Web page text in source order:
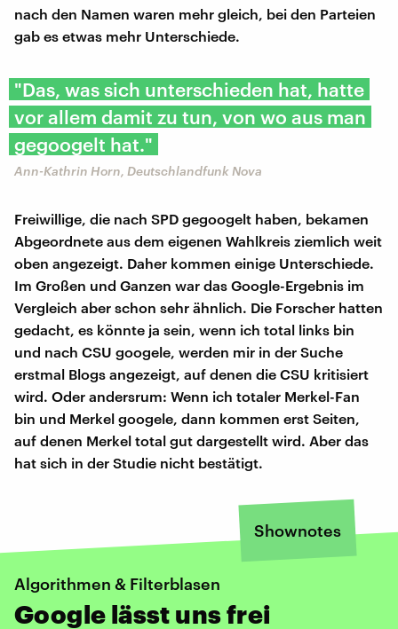
nach den Namen waren mehr gleich, bei den Parteien
gab es etwas mehr Unterschiede.
"Das, was sich unterschieden hat, hatte
vor allem damit zu tun, von wo aus man
gegoogelt hat."
Ann-Kathrin Horn, Deutschlandfunk Nova
Freiwillige, die nach SPD gegoogelt haben, bekamen
Abgeordnete aus dem eigenen Wahlkreis ziemlich weit
oben angezeigt. Daher kommen einige Unterschiede.
Im Großen und Ganzen war das Google-Ergebnis im
Vergleich aber schon sehr ähnlich. Die Forscher hatten
gedacht, es könnte ja sein, wenn ich total links bin
und nach CSU googele, werden mir in der Suche
erstmal Blogs angezeigt, auf denen die CSU kritisiert
wird. Oder andersrum: Wenn ich totaler Merkel-Fan
bin und Merkel googele, dann kommen erst Seiten,
auf denen Merkel total gut dargestellt wird. Aber das
hat sich in der Studie nicht bestätigt.
Shownotes
Algorithmen & Filterblasen
Google lässt uns frei